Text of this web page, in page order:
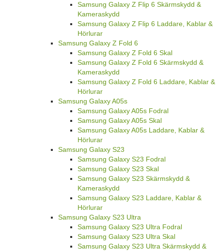
Samsung Galaxy Z Flip 6 Skärmskydd &
Kameraskydd
Samsung Galaxy Z Flip 6 Laddare, Kablar &
Hörlurar
Samsung Galaxy Z Fold 6
Samsung Galaxy Z Fold 6 Skal
Samsung Galaxy Z Fold 6 Skärmskydd &
Kameraskydd
Samsung Galaxy Z Fold 6 Laddare, Kablar &
Hörlurar
Samsung Galaxy A05s
Samsung Galaxy A05s Fodral
Samsung Galaxy A05s Skal
Samsung Galaxy A05s Laddare, Kablar &
Hörlurar
Samsung Galaxy S23
Samsung Galaxy S23 Fodral
Samsung Galaxy S23 Skal
Samsung Galaxy S23 Skärmskydd &
Kameraskydd
Samsung Galaxy S23 Laddare, Kablar &
Hörlurar
Samsung Galaxy S23 Ultra
Samsung Galaxy S23 Ultra Fodral
Samsung Galaxy S23 Ultra Skal
Samsung Galaxy S23 Ultra Skärmskydd &